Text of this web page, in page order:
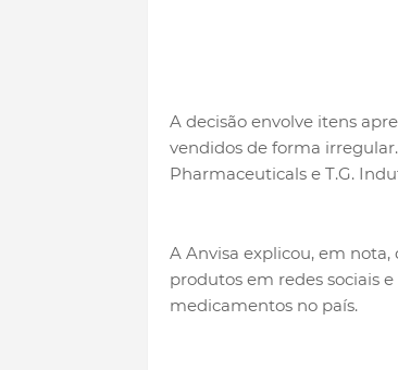
A decisão envolve itens
vendidos de forma irregular.
Pharmaceuticals e T.G.
A Anvisa explicou, em
produtos em redes sociais
medicamentos no país.